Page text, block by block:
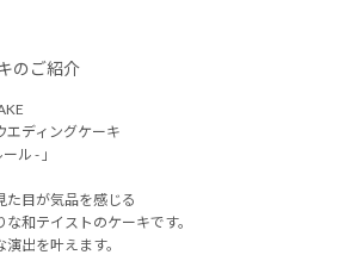
のご紹介
エディングケーキ
ル - 」
た目が気品を感じる
和テイストのケーキです。
出を叶えます。